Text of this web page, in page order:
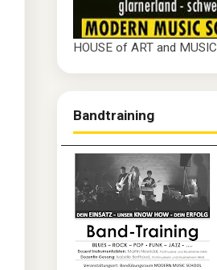
HOUSE of ART and MUSIC
Bandtraining